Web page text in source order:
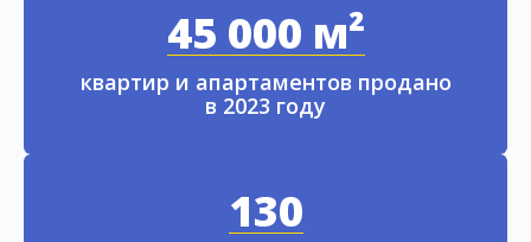
45 000 м²
квартир и апартаментов продано
в 2023 году
130